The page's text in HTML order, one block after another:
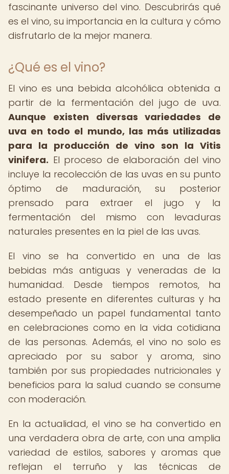
fascinante universo del vino. Descubrirás qué
es el vino, su importancia en la cultura y cómo
disfrutarlo de la mejor manera.
¿Qué es el vino?
El vino es una bebida alcohólica obtenida a
partir de la fermentación del jugo de uva.
Aunque existen diversas variedades de
uva en todo el mundo, las más utilizadas
para la producción de vino son la Vitis
vinifera. El proceso de elaboración del vino
incluye la recolección de las uvas en su punto
óptimo de maduración, su posterior
prensado para extraer el jugo y la
fermentación del mismo con levaduras
naturales presentes en la piel de las uvas.
El vino se ha convertido en una de las
bebidas más antiguas y veneradas de la
humanidad. Desde tiempos remotos, ha
estado presente en diferentes culturas y ha
desempeñado un papel fundamental tanto
en celebraciones como en la vida cotidiana
de las personas. Además, el vino no solo es
apreciado por su sabor y aroma, sino
también por sus propiedades nutricionales y
beneficios para la salud cuando se consume
con moderación.
En la actualidad, el vino se ha convertido en
una verdadera obra de arte, con una amplia
variedad de estilos, sabores y aromas que
reflejan el terruño y las técnicas de